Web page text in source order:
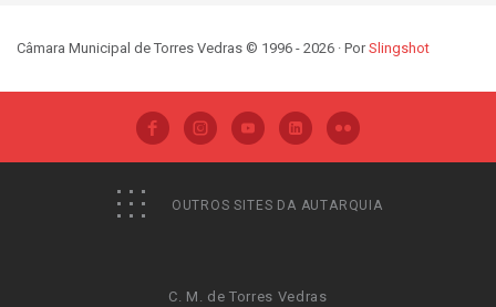
Câmara Municipal de Torres Vedras © 1996 - 2026 · PorSlingshot
OUTROS SITES DA AUTARQUIA
C. M. de Torres Vedras